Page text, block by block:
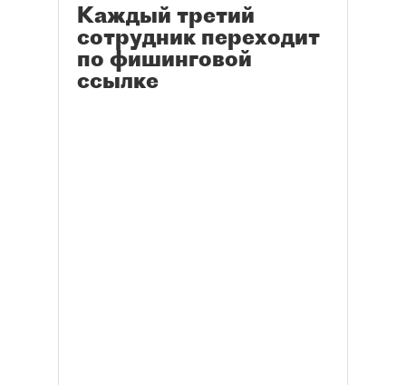
Каждый третий
сотрудник переходит
по фишинговой
ссылке